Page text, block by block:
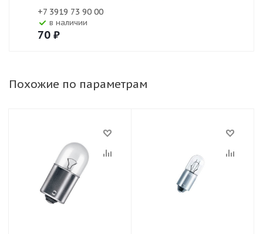
+7 3919 73 90 00
В наличии
70 ₽
Похожие по параметрам